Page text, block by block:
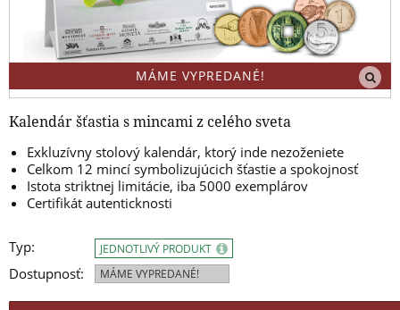
MÁME VYPREDANÉ!
Kalendár šťastia s mincami z celého sveta
Exkluzívny stolový kalendár, ktorý inde nezoženiete
Celkom 12 mincí symbolizujúcich šťastie a spokojnosť
Istota striktnej limitácie, iba 5000 exemplárov
Certifikát autenticknosti
Typ:
Dostupnosť:
JEDNOTLIVÝ PRODUKT
MÁME VYPREDANÉ!